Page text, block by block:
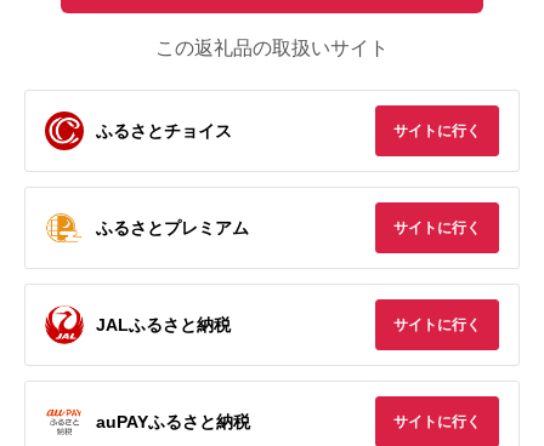
この返礼品の取扱いサイト
ふるさとチョイス サイトに行く
ふるさとプレミアム サイトに行く
JALふるさと納税 サイトに行く
auPAYふるさと納税 サイトに行く